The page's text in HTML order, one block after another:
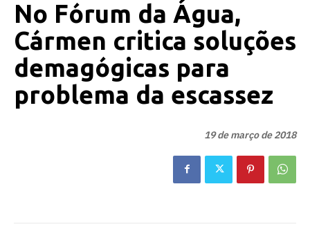
No Fórum da Água,
Cármen critica soluções
demagógicas para
problema da escassez
19 de março de 2018